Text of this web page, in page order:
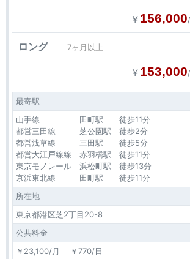
￥ 156,000
ロング 7ヶ月以上
￥ 153,000
最寄駅
山手線 田町駅 徒歩11分
都営三田線 芝公園駅 徒歩2分
都営浅草線 三田駅 徒歩5分
都営大江戸線線 赤羽橋駅 徒歩11分
東京モノレール 浜松町駅 徒歩13分
京浜東北線 田町駅 徒歩11分
所在地
東京都港区芝2丁目20-8
公共料金
￥23,100/月 ￥770/日